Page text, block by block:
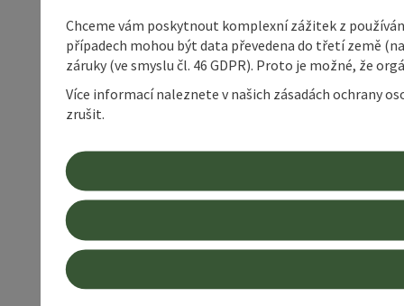
Chceme vám poskytnout komplexní zážitek z
případech mohou být data převedena do třetí země
záruky (ve smyslu čl. 46 GDPR). Proto je možné, že
Více informací naleznete v našich zásadách ochrany
zrušit.